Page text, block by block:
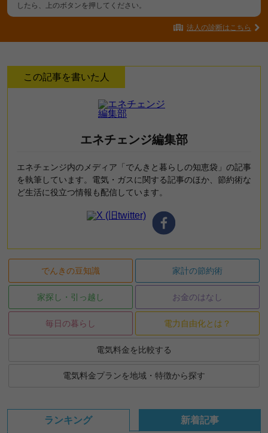
したら、上のボタンを押してください。
法人の診断はこちら
この記事を書いた人
エネチェンジ編集部
エネチェンジ内のメディア「でんきと暮らしの知恵袋」の記事
を執筆しています。電気・ガスに関する記事のほか、節約術な
ど生活に役立つ情報も配信しています。
でんきの豆知識 家計の節約術
家探し・引っ越し お金のはなし
毎日の暮らし 電力自由化とは？
電気料金を比較する
電気料金プランを地域・特徴から探す
ランキング 新着記事